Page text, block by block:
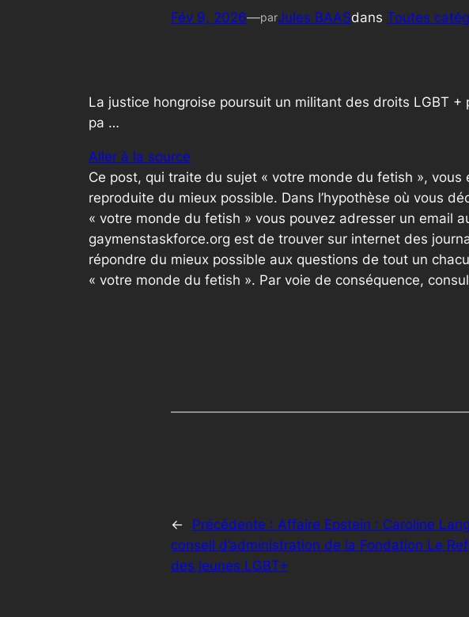
Fév 9, 2026—parJules BAASdans Toutes
La justice hongroise poursuit un militant des droits LGBT
pa …
Aller à la source
Ce post, qui traite du sujet « votre monde du fetish »,
reproduite du mieux possible. Dans l’hypothèse où vous
« votre monde du fetish » vous pouvez adresser un email
gaymenstaskforce.org est de trouver sur internet des
répondre du mieux possible aux questions de tout un
« votre monde du fetish ». Par voie de conséquence,
← Précédente : Affaire Epstein : Caroline
conseil d’administration de la Fondation Le
des jeunes LGBT+